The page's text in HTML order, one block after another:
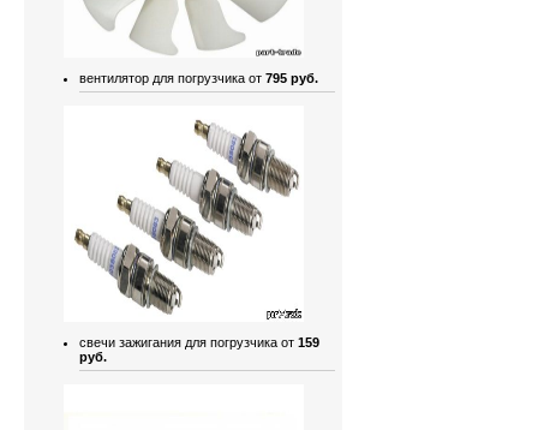
вентилятор для погрузчика от 795 руб.
свечи зажигания для погрузчика от 159
руб.